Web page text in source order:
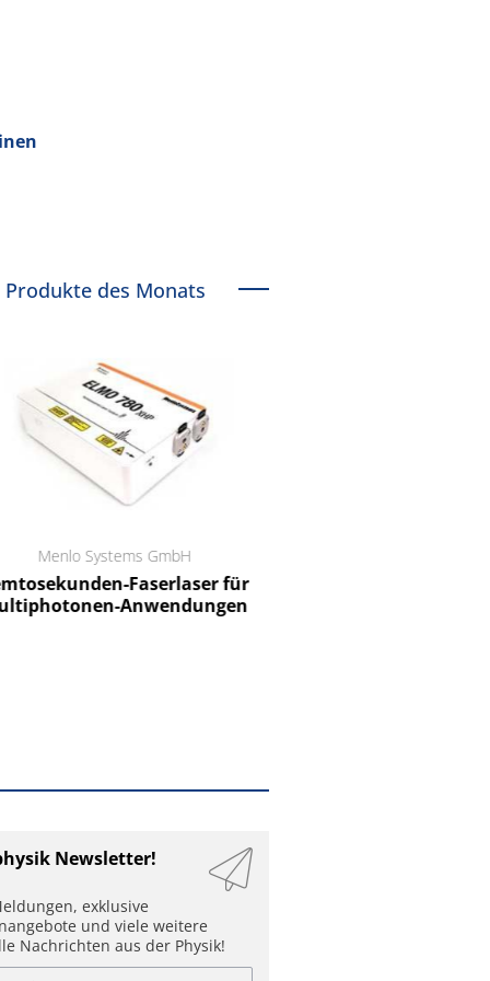
Produkte des Monats
Menlo Systems GmbH
Faserlaser für
Anwendungen
Newsletter!
exklusive
und viele weitere
Nachrichten aus der Physik!